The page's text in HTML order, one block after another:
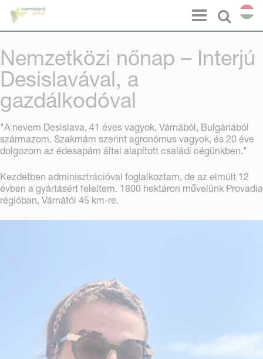
Select
Menu
Nemzetközi nőnap – Interjú
Desislavával, a
gazdálkodóval
"A nevem Desislava, 41 éves vagyok, Várnából, Bulgáriából
származom. Szakmám szerint agronómus vagyok, és 20 éve
dolgozom az édesapám által alapított családi cégünkben."
Kezdetben adminisztrációval foglalkoztam, de az elmúlt 12
évben a gyártásért feleltem. 1800 hektáron művelünk Provadia
régióban, Várnától 45 km-re.
Süti preferenciák